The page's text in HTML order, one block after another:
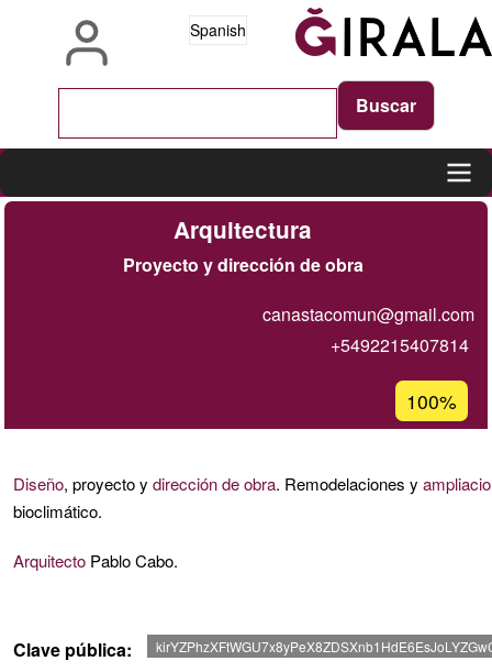
Spanish
navigation
Arquitectura
Proyecto y dirección de obra
canastacomun@gmail.com
+5492215407814
Porcentaje
de
de
100%
Diseño, proyecto y dirección de obra. Remodelaciones y
bioclimático.
Arquitecto Pablo Cabo.
Clave pública